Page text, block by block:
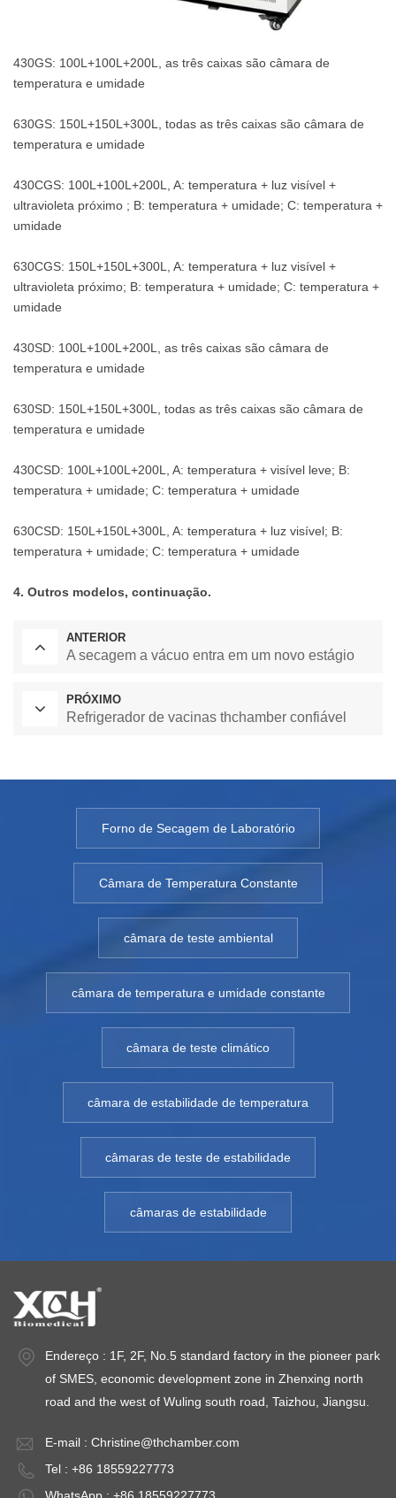
430GS: 100L+100L+200L, as três caixas são câmara de
temperatura e umidade
630GS: 150L+150L+300L, todas as três caixas são câmara de
temperatura e umidade
430CGS: 100L+100L+200L, A: temperatura + luz visível +
ultravioleta próximo ; B: temperatura + umidade; C: temperatura +
umidade
630CGS: 150L+150L+300L, A: temperatura + luz visível +
ultravioleta próximo; B: temperatura + umidade; C: temperatura +
umidade
430SD: 100L+100L+200L, as três caixas são câmara de
temperatura e umidade
630SD: 150L+150L+300L, todas as três caixas são câmara de
temperatura e umidade
430CSD: 100L+100L+200L, A: temperatura + visível leve; B:
temperatura + umidade; C: temperatura + umidade
630CSD: 150L+150L+300L, A: temperatura + luz visível; B:
temperatura + umidade; C: temperatura + umidade
4. Outros modelos, continuação.
ANTERIOR
A secagem a vácuo entra em um novo estágio
PRÓXIMO
Refrigerador de vacinas thchamber confiável
Forno de Secagem de Laboratório
Câmara de Temperatura Constante
câmara de teste ambiental
câmara de temperatura e umidade constante
câmara de teste climático
câmara de estabilidade de temperatura
câmaras de teste de estabilidade
câmaras de estabilidade
Endereço : 1F, 2F, No.5 standard factory in the pioneer park
of SMES, economic development zone in Zhenxing north
road and the west of Wuling south road, Taizhou, Jiangsu.
E-mail : Christine@thchamber.com
Tel : +86 18559227773